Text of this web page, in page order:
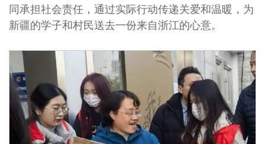
同承担社会责任，通过实际行动传递关爱和温暖，为
新疆的学子和村民送去一份来自浙江的心意。